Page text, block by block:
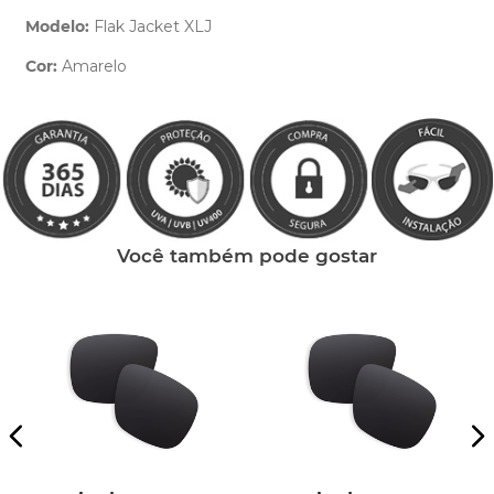
Modelo: Flak Jacket XLJ
Cor: Amarelo
Você também pode gostar